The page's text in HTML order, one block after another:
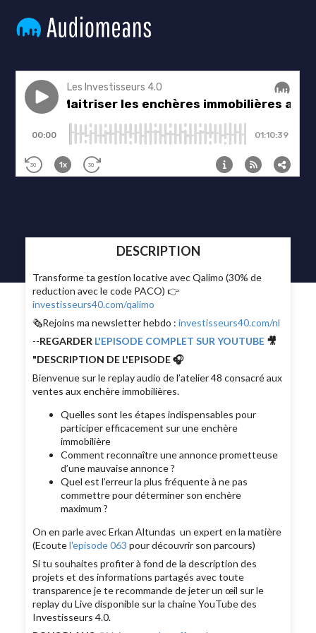
DESCRIPTION
Transforme ta gestion locative avec Qalimo (30% de
reduction avec le code PACO) 👉
investisseurs40.com/qalimo
🗞Rejoins ma newsletter hebdo :investisseurs40.com/nl
--REGARDER L'EPISODE COMPLET SUR YOUTUBE 🎥
"DESCRIPTION DE L'EPISODE 🎧
Bienvenue sur le replay audio de l’atelier 48 consacré aux
ventes aux enchère immobilières.
Quelles sont les étapes indispensables pour
participer efficacement sur une enchère
immobilière
Comment reconnaître une annonce prometteuse
d’une mauvaise annonce ?
Quel est l’erreur la plus fréquente à ne pas
commettre pour déterminer son enchère
maximum ?
On en parle avec Erkan Altundas un expert en la matière
(Ecoutel'episode 063 pour découvrir son parcours)
Si tu souhaites profiter à fond de la description des
projets et des informations partagés avec toute
transparence je te recommande de jeter un œil sur le
replay du Live disponible sur la chaine YouTube des
Investisseurs 4.0.